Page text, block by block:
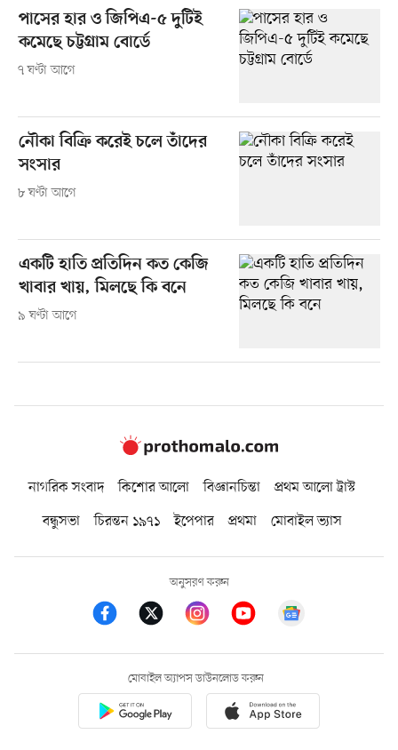
পাসের হার ও জিপিএ-৫ দুটিই
কমেছে চট্টগ্রাম বোর্ডে
৭ ঘণ্টা আগে
নৌকা বিক্রি করেই চলে তাঁদের
সংসার
৮ ঘণ্টা আগে
একটি হাতি প্রতিদিন কত কেজি
খাবার খায়, মিলছে কি বনে
৯ ঘণ্টা আগে
নাগরিক সংবাদ কিশোর আলো বিজ্ঞানচিন্তা
প্রথম আলো ট্রাস্ট
বন্ধুসভা
চিরন্তন ১৯৭১ ইপেপার প্রথমা মোবাইল ভ্যাস
অনুসরণ করুন
মোবাইল অ্যাপস ডাউনলোড করুন